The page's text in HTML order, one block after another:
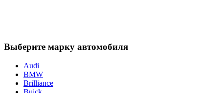
Выберите марку автомобиля
Audi
BMW
Brilliance